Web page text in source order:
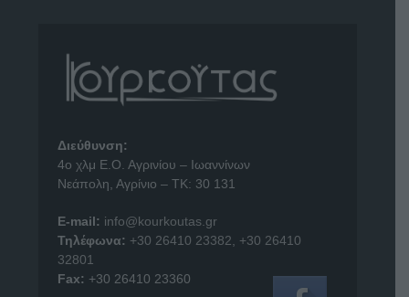
Διεύθυνση:
4o χλμ Ε.Ο. Αγρινίου – Ιωαννίνων
Νεάπολη, Αγρίνιο – ΤΚ: 30 131
E-mail: info@kourkoutas.gr
Τηλέφωνα: +30 26410 23382
+30 26410
32801
Fax: +30 26410 23360